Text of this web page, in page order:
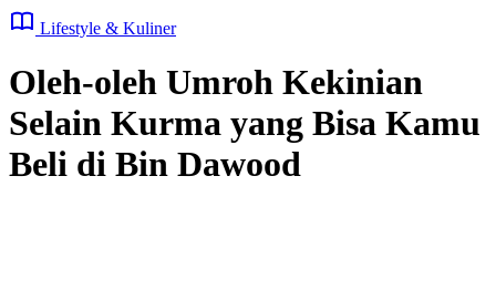
Lifestyle & Kuliner
Oleh-oleh Umroh Kekinian
Selain Kurma yang Bisa Kamu
Beli di Bin Dawood